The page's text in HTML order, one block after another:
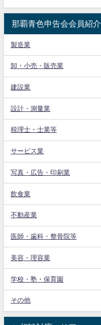
那覇青色申告会会員紹介
製造業
卸・小売・販売業
建設業
設計・測量業
税理士・士業等
サービス業
写真・広告・印刷業
飲食業
不動産業
医師・歯科・整骨院等
美容・理容業
学校・塾・保育園
その他